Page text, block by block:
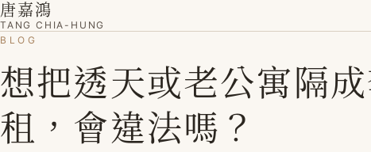
唐嘉鴻
TANG CHIA-HUNG
BLOG
想把透天或老公寓隔
租，會違法嗎？